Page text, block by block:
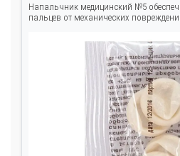
Напальчник медицинский №5
пальцев от механических